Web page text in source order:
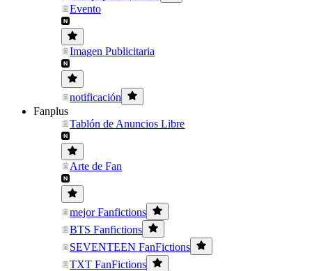
Evento
Imagen Publicitaria
notificación
Fanplus
Tablón de Anuncios Libre
Arte de Fan
mejor Fanfictions
BTS Fanfictions
SEVENTEEN FanFictions
TXT FanFictions